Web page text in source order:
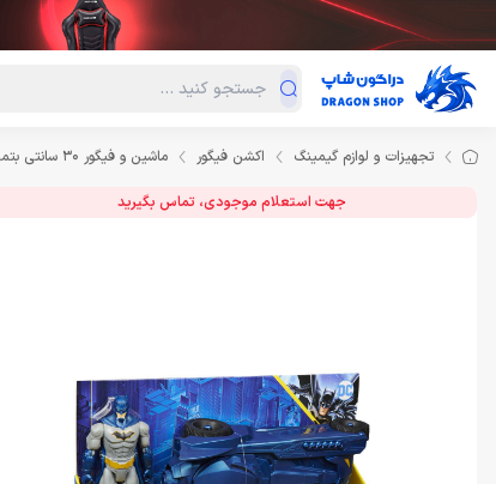
دسته‌بندی محصولات فروش ویژه
تجهیزات و لوازم گیمینگ اکشن فیگور ماشین و فیگور 30 سانتی بتمن Batmobile Batman Blue
جهت استعلام موجودی، تماس بگیرید